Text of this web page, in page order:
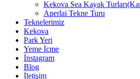
Kekova Sea Kayak
Aperlai Tekne Turu
Teknelerimiz
Kekova
Park Yeri
Yeme İçme
İnstagram
Blog
İletişim